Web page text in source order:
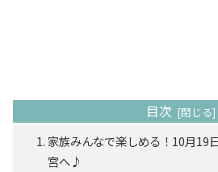
目次
家族みんなで楽しめる！10月19
宮へ♪